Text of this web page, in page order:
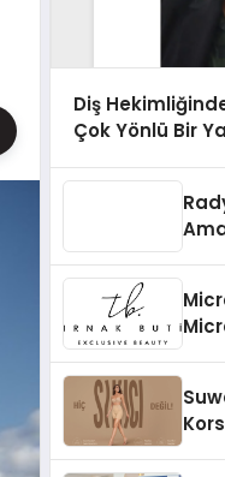
Diş
Çok Yönlü Bir